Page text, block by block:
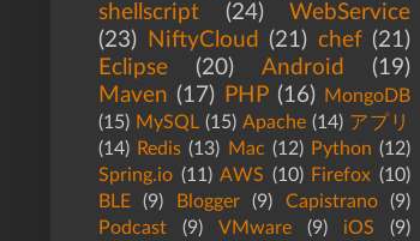
shellscript
(24)
WebService
(23)
NiftyCloud (21) chef (21)
Eclipse
(20) Android
(19)
Maven (17) PHP (16) MongoDB
(15) MySQL (15) Apache (14) アプリ
(14) Redis (13) Mac (12) Python (12)
Spring.io (11) AWS (10) Firefox (10)
BLE
(9) Blogger (9) Capistrano
(9)
Podcast
(9) VMware (9) iOS (9)